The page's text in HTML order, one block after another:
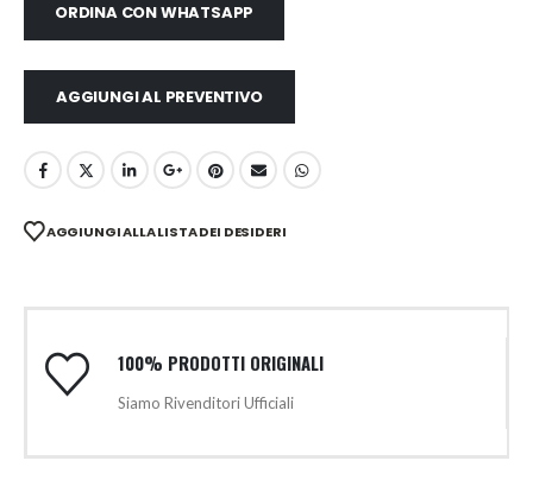
ORDINA CON WHATSAPP
AGGIUNGI AL PREVENTIVO
AGGIUNGI ALLA LISTA DEI DESIDERI
100% PRODOTTI ORIGINALI
Siamo Rivenditori Ufficiali